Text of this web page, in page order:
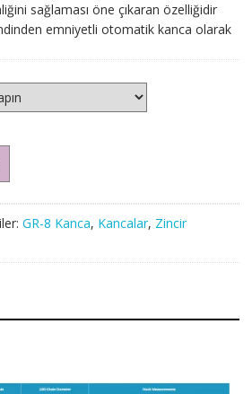
sağlaması öne çıkaran özelliğidir
emniyetli otomatik kanca olarak
GR-8 Kanca, Kancalar, Zincir